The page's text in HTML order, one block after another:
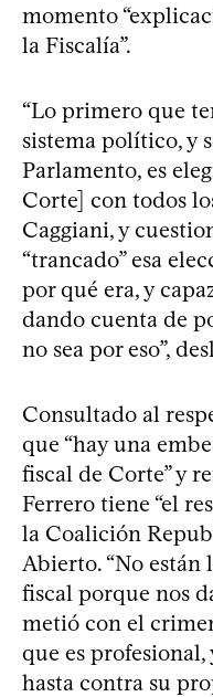
momento
la Fiscalía”.
“Lo primero que
sistema político, y
Parlamento, es
Corte] con todos
Caggiani, y
“trancado” esa
por qué era, y
dando cuenta de
no sea por eso”,
Consultado al
que “hay una
fiscal de Corte” y
Ferrero tiene “el
la Coalición
Abierto. “No están
fiscal porque nos
metió con el
que es
hasta contra su